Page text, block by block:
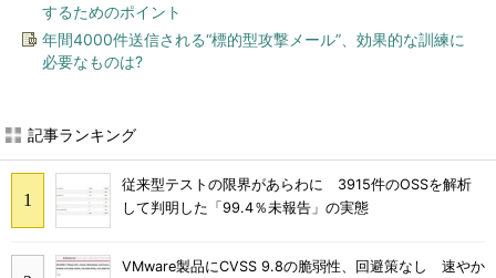
するためのポイント
年間4000件送信される“標的型攻撃メール”、効果的な訓練に
必要なものは?
記事ランキング
従来型テストの限界があらわに 3915件のOSSを解析
して判明した「99.4％未報告」の実態
VMware製品にCVSS 9.8の脆弱性、回避策なし 速やか